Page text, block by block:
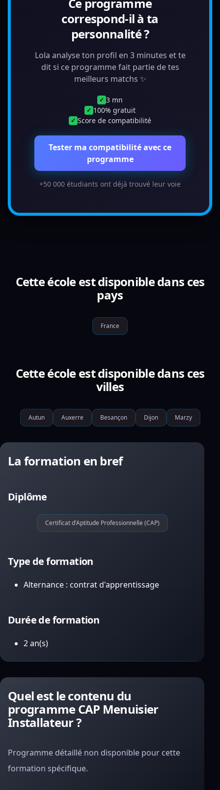
correspond-il à ta
personnalité ?
Lola analyse ton profil en 3 minutes et te
dit si ce programme fait partie de tes
meilleurs matchs ✨
✓ 3 mn
✓ 100% gratuit
✓ Score de compatibilité
Tester ma compatibilité avec ce
programme
+50 000 étudiants ont déjà trouvé leur voie
Cette école est disponible dans ces
pays
France
Cette école est disponible dans ces
villes
Autun Auxerre Besançon Dijon Marzy
La formation en bref
Diplôme
Certificat d'Aptitude Professionnelle (CAP)
Type de formation
Alternance : contrat d'apprentissage
Durée de formation
2 an(s)
Quel est le contenu du
programme CAP Menuisier
Installateur ?
Programme détaillé non disponible pour cette
formation spécifique.